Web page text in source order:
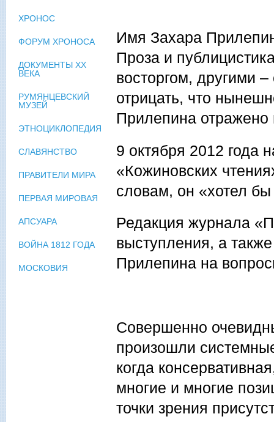
Имя Захара
Проза и
восторгом, другими –
отрицать, что
Прилепина
9 октября 2012 года
«Кожиновских
словам, он «хотел бы
Редакция журнала
выступления, а
Прилепина на
Совершенно
произошли
когда
многие и многие
точки зрения
ХРОНОС
ФОРУМ ХРОНОСА
ДОКУМЕНТЫ XX
ВЕКА
РУМЯНЦЕВСКИЙ
МУЗЕЙ
ЭТНОЦИКЛОПЕДИЯ
СЛАВЯНСТВО
ПРАВИТЕЛИ МИРА
ПЕРВАЯ МИРОВАЯ
АПСУАРА
ВОЙНА 1812 ГОДА
МОСКОВИЯ